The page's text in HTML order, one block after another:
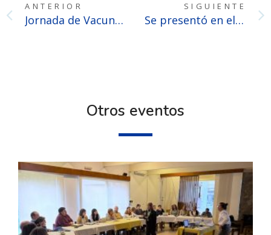
ANTERIOR
Jornada de Vacunación
SIGUIENTE
Se presentó en el Senado el Proyecto de Ley de Autoprotección
Otros eventos